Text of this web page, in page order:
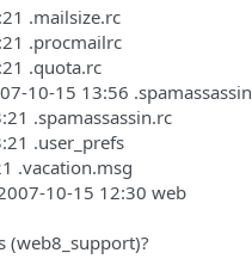
.mailsize.rc
.procmailrc
.quota.rc
10-15 13:56 .spamassassin
.spamassassin.rc
.user_prefs
.vacation.msg
10-15 12:30 web
(web8_support)?